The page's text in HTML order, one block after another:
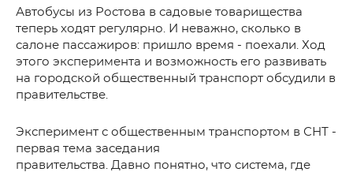
Автобусы из Ростова в садовые товарищества
теперь ходят регулярно. И неважно, сколько в
салоне пассажиров: пришло время - поехали. Ход
этого эксперимента и возможность его развивать
на городской общественный транспорт обсудили в
правительстве.
Эксперимент с общественным транспортом в СНТ -
первая тема заседания
правительства. Давно понятно, что система, где